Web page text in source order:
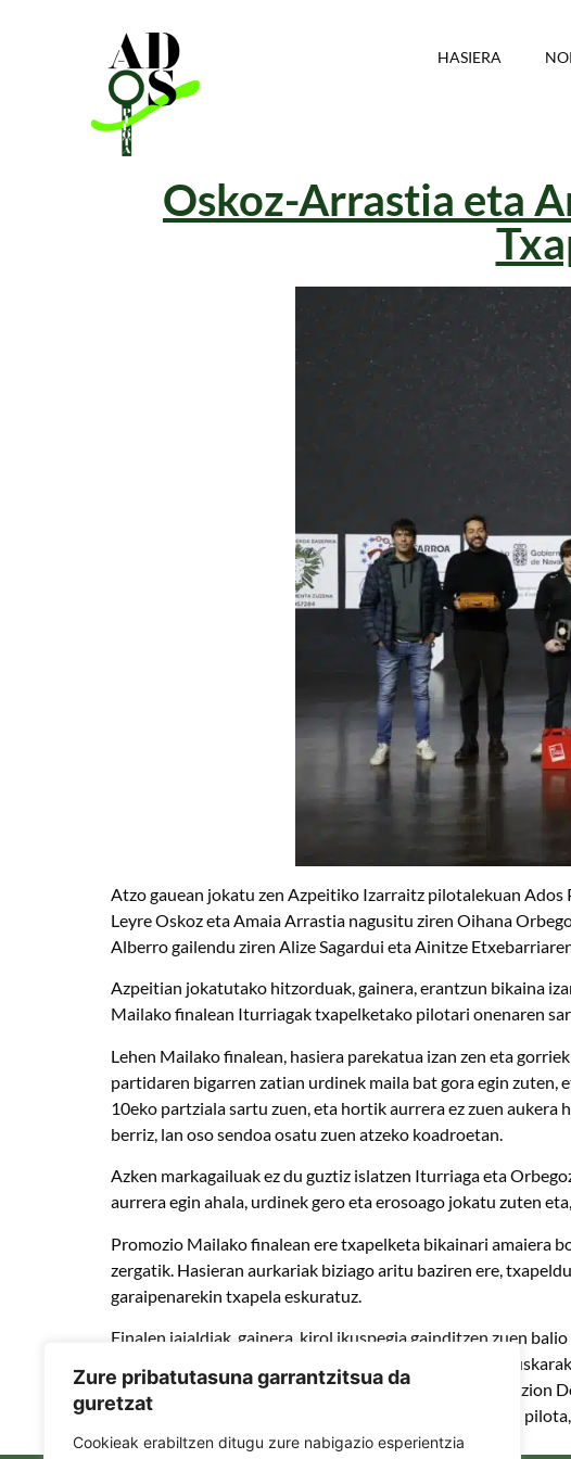
Zure pribatutasuna garrantzitsua da
guretzat
Cookieak erabiltzen ditugu zure nabigazio esperientzia
HASIERA
Oskoz-Arrastia eta
Atzo gauean jokatu zen Azpeitiko Izarraitz pilotalekuan
Leyre Oskoz eta Amaia Arrastia nagusitu ziren Oihana
Alberro gailendu ziren Alize Sagardui eta Ainitze
Azpeitian jokatutako hitzorduak, gainera, erantzun bikaina
Mailako finalean Iturriagak txapelketako pilotari onenaren
Lehen Mailako finalean, hasiera parekatua izan zen eta
partidaren bigarren zatian urdinek maila bat gora egin
10eko partziala sartu zuen, eta hortik aurrera ez zuen aukera
berriz, lan oso sendoa osatu zuen atzeko koadroetan.
Azken markagailuak ez du guztiz islatzen Iturriaga eta
aurrera egin ahala, urdinek gero eta erosoago jokatu zuten
Promozio Mailako finalean ere txapelketa bikainari amaiera
zergatik. Hasieran aurkariak biziago aritu baziren ere,
garaipenarekin txapela eskuratuz.
Finalen jaialdiak, gainera, kirol ikuspegia gainditzen zuen
horren bidez berriz ere agerian geratu zen pilotak eta
egin zen: Azpeitiko zinegotzi Ion Oteizak lekukoa eman zion
dela irudikatuz. Azpeitiko gauak, beraz, txapelak ez ezik,